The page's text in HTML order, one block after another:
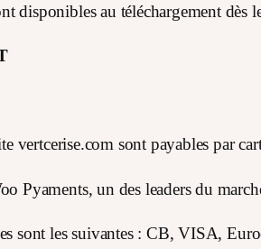
disponibles au téléchargement dès
vertcerise.com sont payables par
Pyaments, un des leaders du
sont les suivantes : CB, VISA,